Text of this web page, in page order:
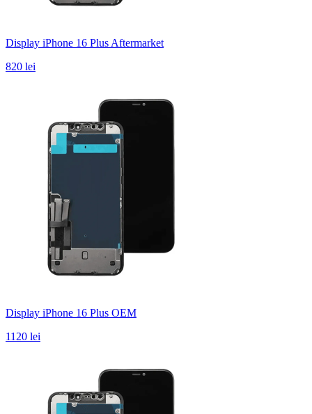
Display iPhone 16 Plus Aftermarket
820 lei
Display iPhone 16 Plus OEM
1120 lei